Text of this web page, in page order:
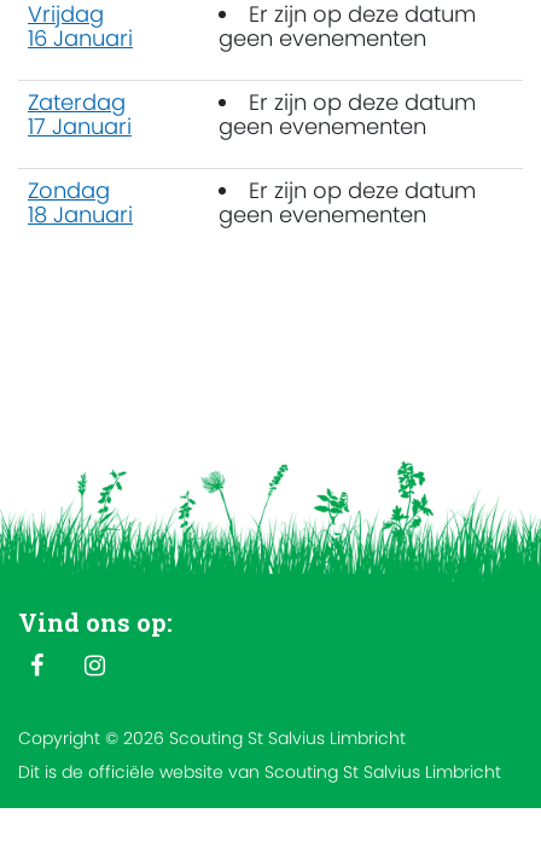
Vrijdag
16 Januari
Er zijn op deze datum
geen evenementen
Zaterdag
17 Januari
Er zijn op deze datum
geen evenementen
Zondag
18 Januari
Er zijn op deze datum
geen evenementen
Vind ons op:
Copyright © 2026 Scouting St Salvius Limbricht
Dit is de officiële website van Scouting St Salvius Limbricht